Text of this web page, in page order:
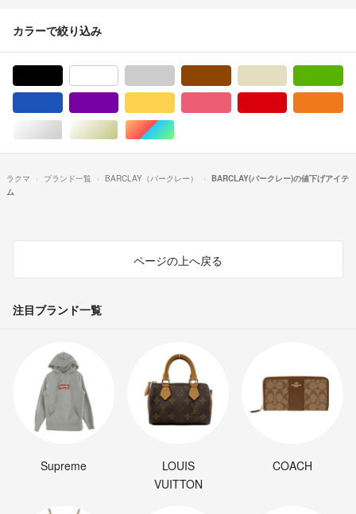
カラーで絞り込み
シルバー/銀色系ゴールド/金色系マルチカラー
ラクマ ブランド一覧 BARCLAY（バークレー）
BARCLAY(バークレー)の値下げアイテ
ム
ページの上へ戻る
注目ブランド一覧
Supreme
LOUIS
VUITTON
COACH